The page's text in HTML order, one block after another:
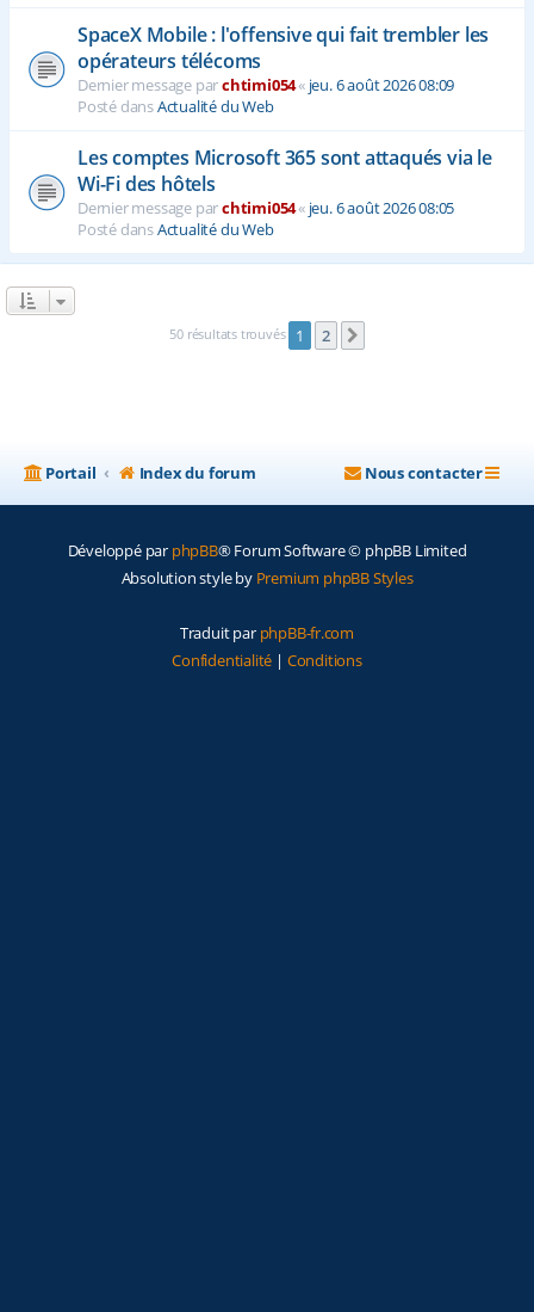
SpaceX Mobile : l'offensive qui fait trembler les
opérateurs télécoms
Dernier message parchtimi054« jeu. 6 août 2026 08:09
Posté dansActualité du Web
Les comptes Microsoft 365 sont attaqués via le
Wi-Fi des hôtels
Dernier message parchtimi054« jeu. 6 août 2026 08:05
Posté dansActualité du Web
50 résultats trouvés 1 2
Portail Index du forum Nous contacter
Développé par phpBB® Forum Software © phpBB Limited
Absolution style by Premium phpBB Styles
Traduit par phpBB-fr.com
Confidentialité | Conditions